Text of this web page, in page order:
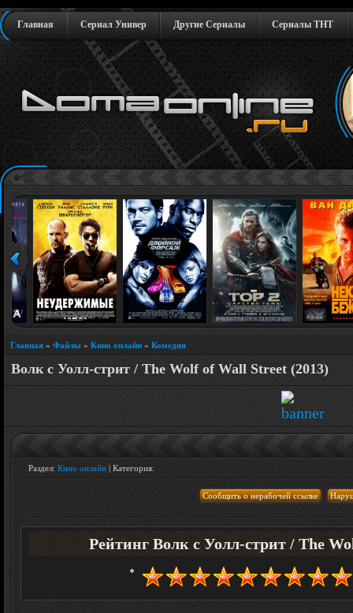
Главная Сериал Универ Другие Сериалы Сериалы ТНТ
Главная » Файлы » Кино онлайн » Комедия
Волк с Уолл-стрит / The Wolf of Wall Street (2013)
Раздел: Кино онлайн | Категория:
Рейтинг Волк с Уолл-стрит / The